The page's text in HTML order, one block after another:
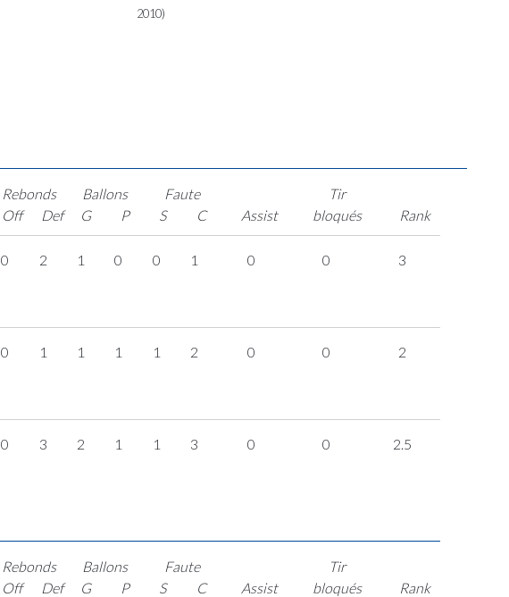
2010)
Rebonds
Off
Def
Ballons
G
P
Faute
S
C Assist
Tir
bloqués
Rank
0 2 1 0 0 1 0 0 3
0 1 1 1 1 2 0 0 2
0 3 2 1 1 3 0 0 2.5
Rebonds
Off
Def
Ballons
G
P
Faute
S
C Assist
Tir
bloqués
Rank